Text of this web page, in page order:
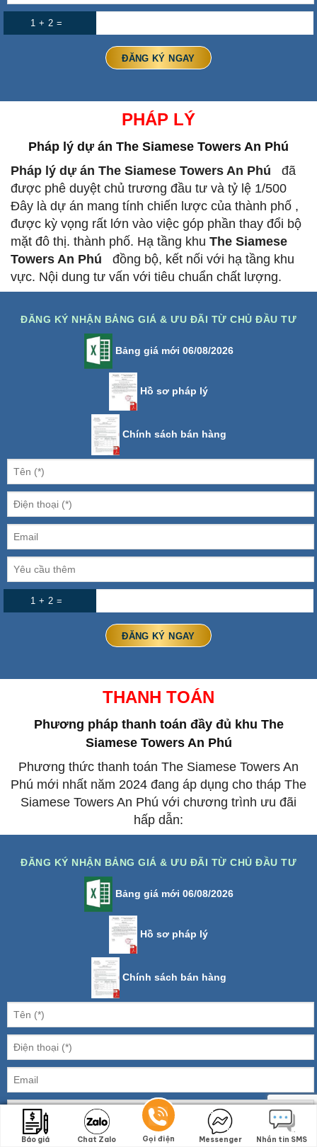
1 + 2 =
PHÁP LÝ
Pháp lý dự án The Siamese Towers An Phú
Pháp lý dự án The Siamese Towers An Phú
đã
được phê duyệt chủ trương đầu tư và tỷ lệ 1/500
Đây là dự án mang tính chiến lược của thành phố ,
được kỳ vọng rất lớn vào việc góp phần thay đổi bộ
mặt đô thị. thành phố. Hạ tầng khu The Siamese
Towers An Phú
đồng bộ, kết nối với hạ tầng khu
vực. Nội dung tư vấn với tiêu chuẩn chất lượng.
ĐĂNG KÝ NHẬN BẢNG GIÁ & ƯU ĐÃI TỪ CHỦ ĐẦU TƯ
Bảng giá mới 06/08/2026
Hồ sơ pháp lý
Chính sách bán hàng
1 + 2 =
THANH TOÁN
Phương pháp thanh toán đầy đủ khu The
Siamese Towers An Phú
Phương thức thanh toán The Siamese Towers An
Phú mới nhất năm 2024 đang áp dụng cho tháp The
Siamese Towers An Phú với chương trình ưu đãi
hấp dẫn:
ĐĂNG KÝ NHẬN BẢNG GIÁ & ƯU ĐÃI TỪ CHỦ ĐẦU TƯ
Bảng giá mới 06/08/2026
Hồ sơ pháp lý
Chính sách bán hàng
3 + 4 =
Báo giá Chat Zalo Gọi điện Messenger Nhắn tin SMS
Báo giá Chat Zalo Gọi điện Messenger Nhắn tin SMS